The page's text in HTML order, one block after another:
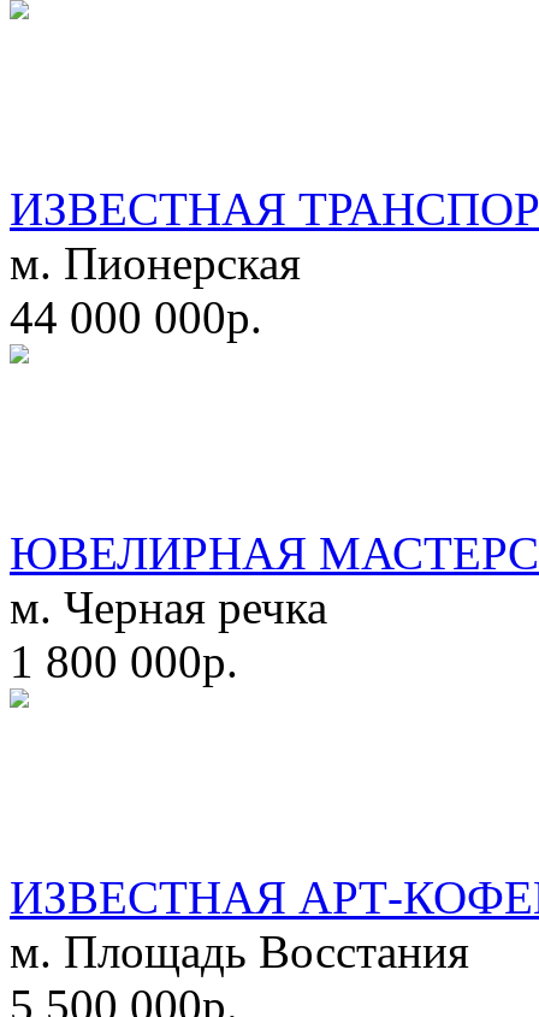
ИЗВЕСТНАЯ
м. Пионерская
44 000 000р.
ЮВЕЛИРНАЯ
м. Черная речка
1 800 000р.
ИЗВЕСТНАЯ АРТ-
м. Площадь Восстания
5 500 000р.